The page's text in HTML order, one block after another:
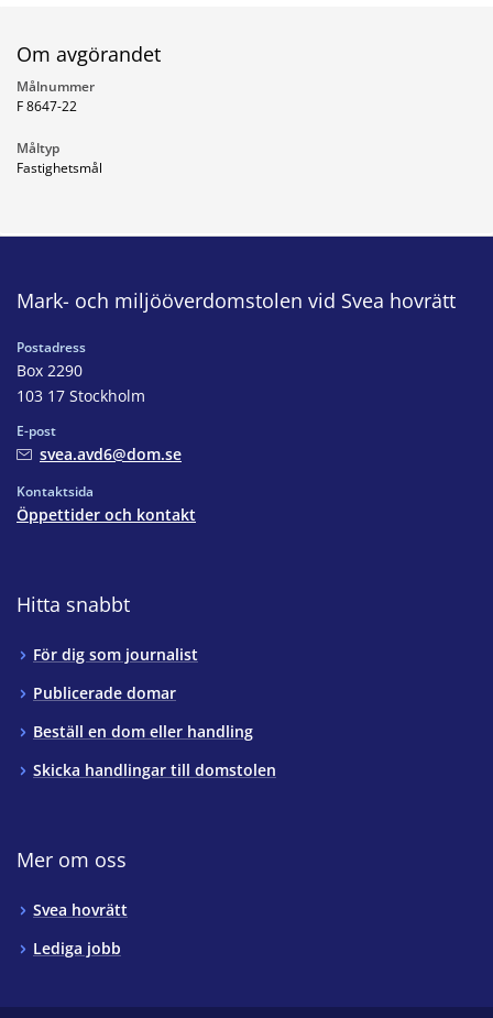
Om avgörandet
Målnummer
F 8647-22
Måltyp
Fastighetsmål
Mark- och miljööverdomstolen vid Svea hovrätt
Postadress
Box 2290
103 17 Stockholm
E-post
svea.avd6@dom.se
Kontaktsida
Öppettider och kontakt
Hitta snabbt
För dig som journalist
Publicerade domar
Beställ en dom eller handling
Skicka handlingar till domstolen
Mer om oss
Svea hovrätt
Lediga jobb